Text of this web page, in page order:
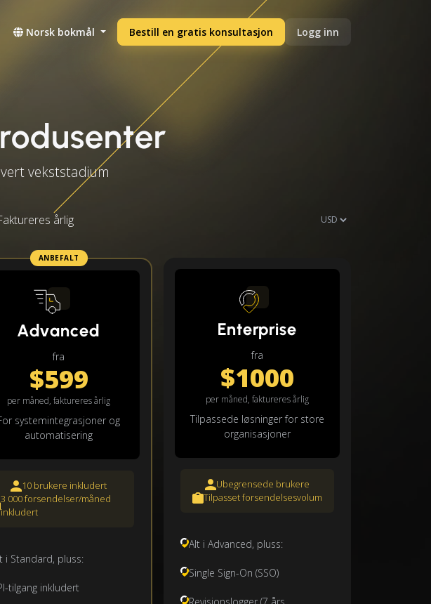
Norsk bokmål Bestill en gratis konsultasjon Logg inn
vekststadium
årlig
ANBEFALT
Advanced
fra
$599
per måned, faktureres årlig
systemintegrasjoner og
automatisering
10 brukere inkludert
3 000 forsendelser/måned
inkludert
i Standard, pluss:
tilgang inkludert
Enterprise
fra
$1000
per måned, faktureres årlig
Tilpassede løsninger for store
organisasjoner
Ubegrensede brukere
Tilpasset forsendelsesvolum
Alt i Advanced, pluss:
Single Sign-On (SSO)